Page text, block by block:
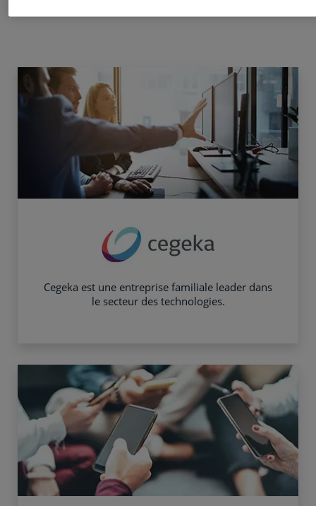
Cegeka est une entreprise familiale leader dans
le secteur des technologies.